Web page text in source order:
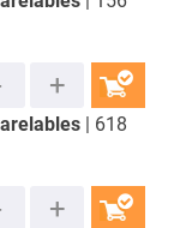
| 618
COMPRAR